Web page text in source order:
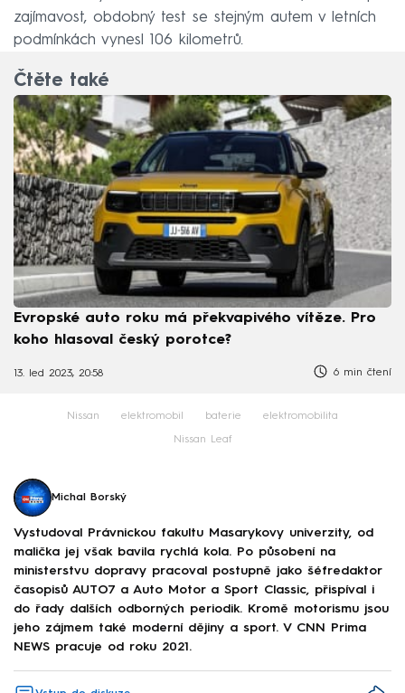
zajímavost, obdobný test se stejným autem v letních
podmínkách vynesl 106 kilometrů.
Čtěte také
Evropské auto roku má překvapivého vítěze. Pro
koho hlasoval český porotce?
13. led 2023, 20:58 6 min čtení
Nissan elektromobil baterie elektromobilita
Nissan Leaf
Michal Borský
Vystudoval Právnickou fakultu Masarykovy univerzity, od
malička jej však bavila rychlá kola. Po působení na
ministerstvu dopravy pracoval postupně jako šéfredaktor
časopisů AUTO7 a Auto Motor a Sport Classic, přispíval i
do řady dalších odborných periodik. Kromě motorismu jsou
jeho zájmem také moderní dějiny a sport. V CNN Prima
NEWS pracuje od roku 2021.